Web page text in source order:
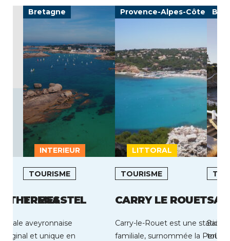
INTERIEUR
THERMES
aveyronnaise
et unique en
Bretagne
LITTORAL
TOURISME
TREGASTEL
Provence-Alpes-Côte
TOURISME
CARRY LE ROUET
Carry-le-Rouet est une station
familiale, surnommée la Perle
Saint-